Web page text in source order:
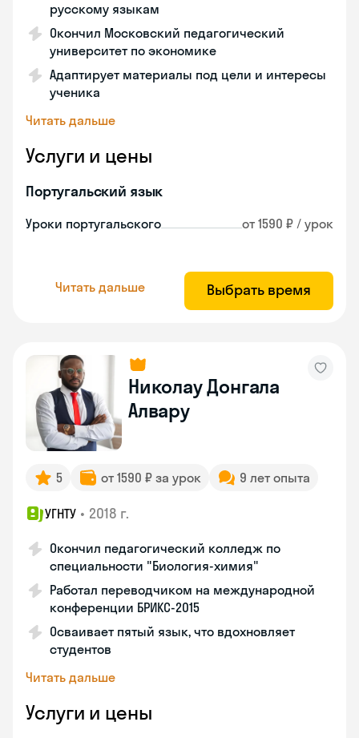
русскому языкам
Окончил Московский педагогический
университет по экономике
Адаптирует материалы под цели и интересы
ученика
Читать дальше
Услуги и цены
Португальский язык
Уроки португальского от 1590 ₽ / урок
Читать дальше Выбрать время
Николау Донгала
Алвару
5 от 1590 ₽ за урок 9 лет опыта
УГНТУ • 2018 г.
Окончил педагогический колледж по
специальности "Биология-химия"
Работал переводчиком на международной
конференции БРИКС-2015
Осваивает пятый язык, что вдохновляет
студентов
Читать дальше
Услуги и цены